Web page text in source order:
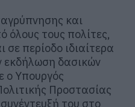
και
όλους τους πολίτες,
περίοδο ιδιαίτερα
εκδήλωση δασικών
ο Υπουργός
Προστασίας
συνέντευξή του στο